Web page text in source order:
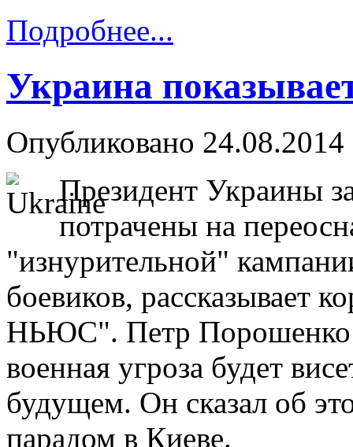
Подробнее...
Украина
Опубликовано
Президент Украины
потрачены на
"изнурительной"
боевиков,
НЬЮС". Петр Порошенко
военная угроза будет
будущем. Он сказал об
парадом в Киеве.